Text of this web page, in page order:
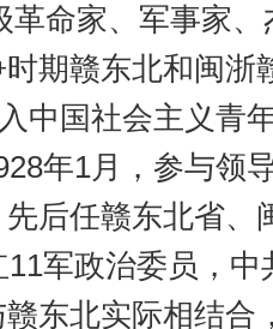
革命家、军事家
期赣东北和闽浙
中国社会主义青
年1月，参与领
后任赣东北省、
军政治委员，
东北实际相结合